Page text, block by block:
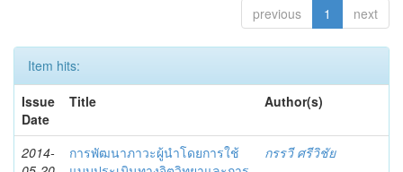
previous 1 next
Item hits:
Issue
Date
Title Author(s)
2014-
การพัฒนาภาวะผู้นำโดยการใช้
กรรวี ศรีวิชัย